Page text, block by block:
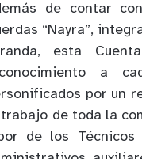
de contar
“Nayra”,
esta
a
por un
de toda la
de los Técnicos